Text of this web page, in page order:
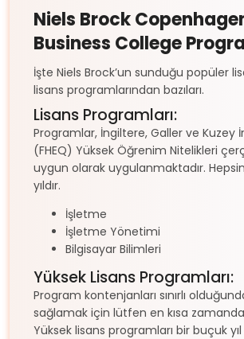
Niels Brock
Business College
İşte Niels Brock’un sunduğu popüler
lisans programlarından bazıları.
Lisans Programları:
Programlar, İngiltere, Galler ve Kuzey
(FHEQ) Yüksek Öğrenim Nitelikleri
uygun olarak uygulanmaktadır.
yıldır.
İşletme
İşletme Yönetimi
Bilgisayar Bilimleri
Yüksek Lisans Programları:
Program kontenjanları sınırlı
sağlamak için lütfen en kısa
Yüksek lisans programları bir buçuk